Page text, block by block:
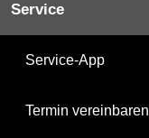
Service
Service-App
Termin vereinbaren